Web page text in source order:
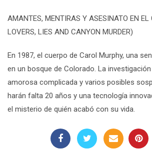
AMANTES, MENTIRAS Y ASESINATO EN
LOVERS, LIES AND CANYON MURDER)
En 1987, el cuerpo de Carol Murphy, una
en un bosque de Colorado. La
amorosa complicada y varios posibles
harán falta 20 años y una tecnología
el misterio de quién acabó con su vida.